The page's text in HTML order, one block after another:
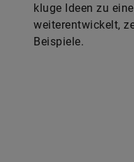
kluge Ideen zu
weiterentwickelt,
Beispiele.